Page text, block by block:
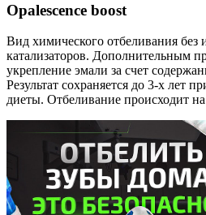
Оpalescence boost
Вид химического отбеливания без
катализаторов. Дополнительным
укрепление эмали за счет
Результат сохраняется до 3-х лет
диеты. Отбеливание происходит